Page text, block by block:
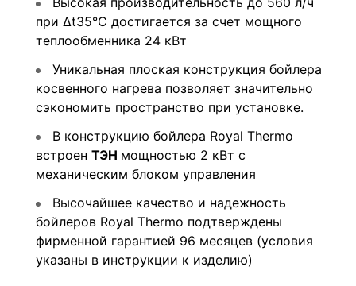
при Δt35°С достигается за счет мощного
теплообменника 24 кВт
Уникальная плоская конструкция бойлера
косвенного нагрева позволяет значительно
сэкономить пространство при установке.
В конструкцию бойлера Royal Thermo
встроен ТЭН мощностью 2 кВт с
механическим блоком управления
Высочайшее качество и надежность
бойлеров Royal Thermo подтверждены
фирменной гарантией 96 месяцев (условия
указаны в инструкции к изделию)